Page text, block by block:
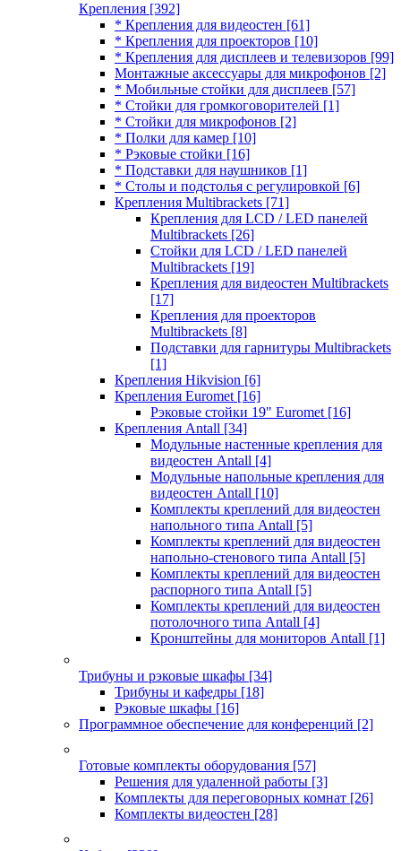
Крепления [392]
* Крепления для видеостен [61]
* Крепления для проекторов [10]
* Крепления для дисплеев и телевизоров [99]
Монтажные аксессуары для микрофонов [2]
* Мобильные стойки для дисплеев [57]
* Стойки для громкоговорителей [1]
* Стойки для микрофонов [2]
* Полки для камер [10]
* Рэковые стойки [16]
* Подставки для наушников [1]
* Столы и подстолья с регулировкой [6]
Крепления Multibrackets [71]
Крепления для LCD / LED панелей
Multibrackets [26]
Стойки для LCD / LED панелей
Multibrackets [19]
Крепления для видеостен Multibrackets
[17]
Крепления для проекторов
Multibrackets [8]
Подставки для гарнитуры Multibrackets
[1]
Крепления Hikvision [6]
Крепления Euromet [16]
Рэковые стойки 19" Euromet [16]
Крепления Antall [34]
Модульные настенные крепления для
видеостен Antall [4]
Модульные напольные крепления для
видеостен Antall [10]
Комплекты креплений для видеостен
напольного типа Antall [5]
Комплекты креплений для видеостен
напольно-стенового типа Antall [5]
Комплекты креплений для видеостен
распорного типа Antall [5]
Комплекты креплений для видеостен
потолочного типа Antall [4]
Кронштейны для мониторов Antall [1]
Трибуны и рэковые шкафы [34]
Трибуны и кафедры [18]
Рэковые шкафы [16]
Программное обеспечение для конференций [2]
Готовые комплекты оборудования [57]
Решения для удаленной работы [3]
Комплекты для переговорных комнат [26]
Комплекты видеостен [28]